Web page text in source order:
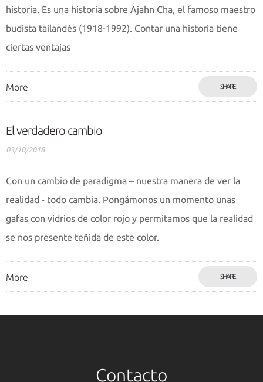
historia. Es una historia sobre Ajahn Cha, el famoso maestro
budista tailandés (1918-1992). Contar una historia tiene
ciertas ventajas
More SHARE
El verdadero cambio
03/10/2018
Con un cambio de paradigma – nuestra manera de ver la
realidad - todo cambia. Pongámonos un momento unas
gafas con vidrios de color rojo y permitamos que la realidad
se nos presente teñida de este color.
More SHARE
Contacto